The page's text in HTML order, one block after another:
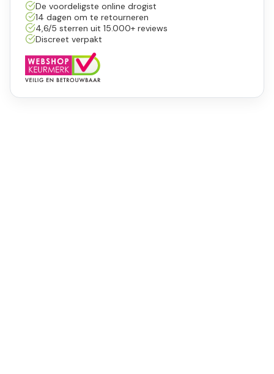
De voordeligste online drogist
14 dagen om te retourneren
4,6/5 sterren uit 15.000+ reviews
Discreet verpakt